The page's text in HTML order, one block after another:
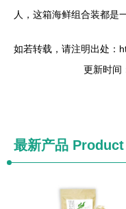
人，这箱海鲜组合装都是
如若转载，请注明出处：
更新时间
最新产品 Product